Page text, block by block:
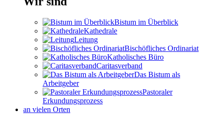
Bistum im Überblick
Kathedrale
Leitung
Bischöfliches Ordinariat
Katholisches Büro
Caritasverband
Das Bistum als
Arbeitgeber
Pastoraler
Erkundungsprozess
an vielen Orten